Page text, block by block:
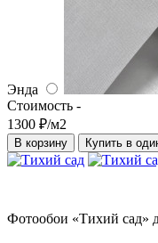
Энда
Стоимость -
1300 ₽/м2
В корзину Купить в
Фотообои «Тихий сад»